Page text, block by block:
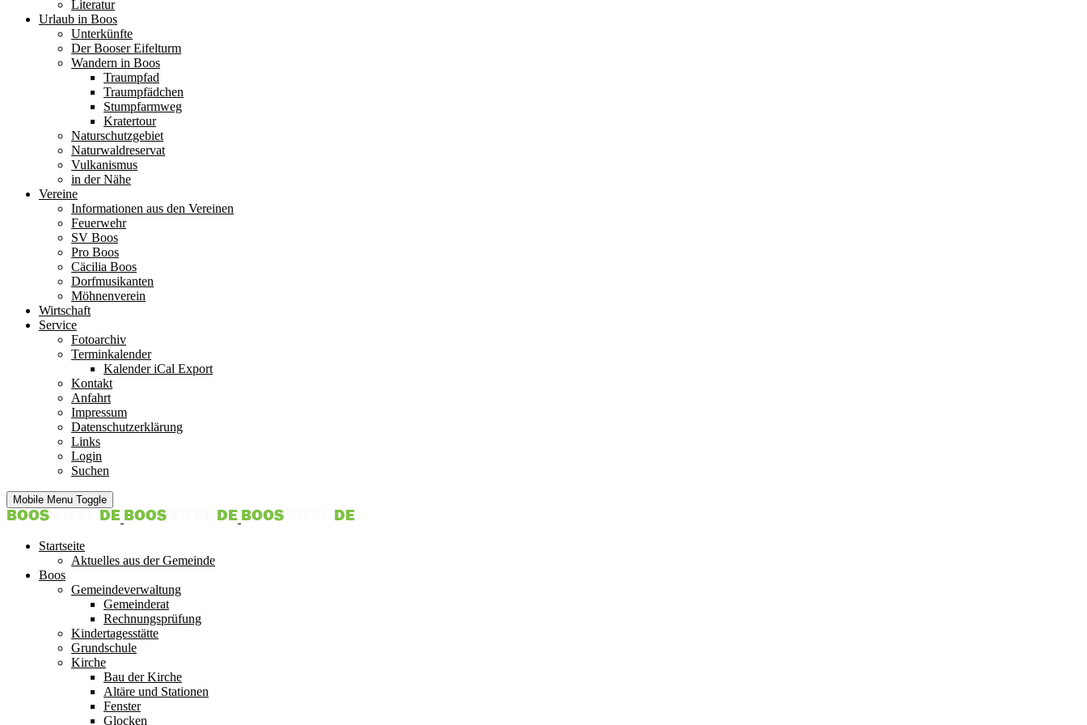
Literatur
Urlaub in Boos
Unterkünfte
Der Booser Eifelturm
Wandern in Boos
Traumpfad
Traumpfädchen
Stumpfarmweg
Kratertour
Naturschutzgebiet
Naturwaldreservat
Vulkanismus
in der Nähe
Vereine
Informationen aus den Vereinen
Feuerwehr
SV Boos
Pro Boos
Cäcilia Boos
Dorfmusikanten
Möhnenverein
Wirtschaft
Service
Fotoarchiv
Terminkalender
Kalender iCal Export
Kontakt
Anfahrt
Impressum
Datenschutzerklärung
Links
Login
Suchen
Mobile Menu Toggle
Startseite
Aktuelles aus der Gemeinde
Boos
Gemeindeverwaltung
Gemeinderat
Rechnungsprüfung
Kindertagesstätte
Grundschule
Kirche
Bau der Kirche
Altäre und Stationen
Fenster
Glocken